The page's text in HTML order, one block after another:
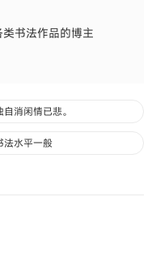
书法作品的博主
消闲情已悲。
法水平一般